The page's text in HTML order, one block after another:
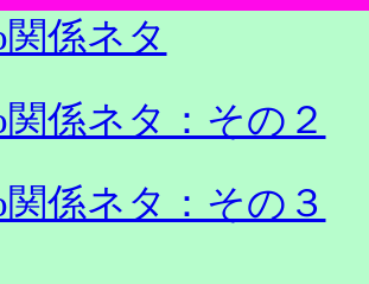
関係ネタ
関係ネタ：その２
関係ネタ：その３